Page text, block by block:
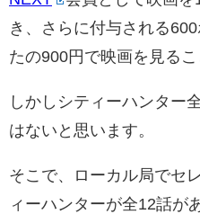
き、さらに付与される
たの900円で映画を見るこ
しかしシティーハンター
はないと思います。
そこで、ローカル局でセ
ィーハンターが全12話が